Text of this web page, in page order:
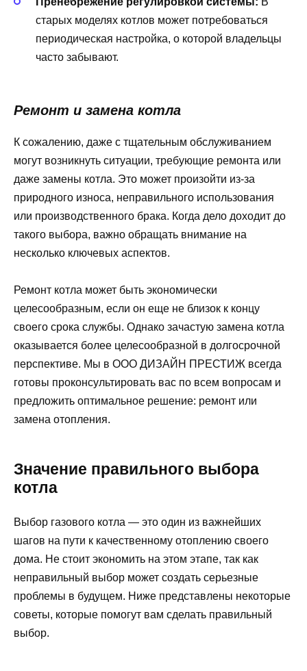
старых моделях котлов может потребоваться
периодическая настройка, о которой владельцы
часто забывают.
Ремонт и замена котла
К сожалению, даже с тщательным обслуживанием
могут возникнуть ситуации, требующие ремонта или
даже замены котла. Это может произойти из-за
природного износа, неправильного использования
или производственного брака. Когда дело доходит до
такого выбора, важно обращать внимание на
несколько ключевых аспектов.
Ремонт котла может быть экономически
целесообразным, если он еще не близок к концу
своего срока службы. Однако зачастую замена котла
оказывается более целесообразной в долгосрочной
перспективе. Мы в ООО ДИЗАЙН ПРЕСТИЖ всегда
готовы проконсультировать вас по всем вопросам и
предложить оптимальное решение: ремонт или
замена отопления.
Значение правильного выбора
котла
Выбор газового котла — это один из важнейших
шагов на пути к качественному отоплению своего
дома. Не стоит экономить на этом этапе, так как
неправильный выбор может создать серьезные
проблемы в будущем. Ниже представлены некоторые
советы, которые помогут вам сделать правильный
выбор.